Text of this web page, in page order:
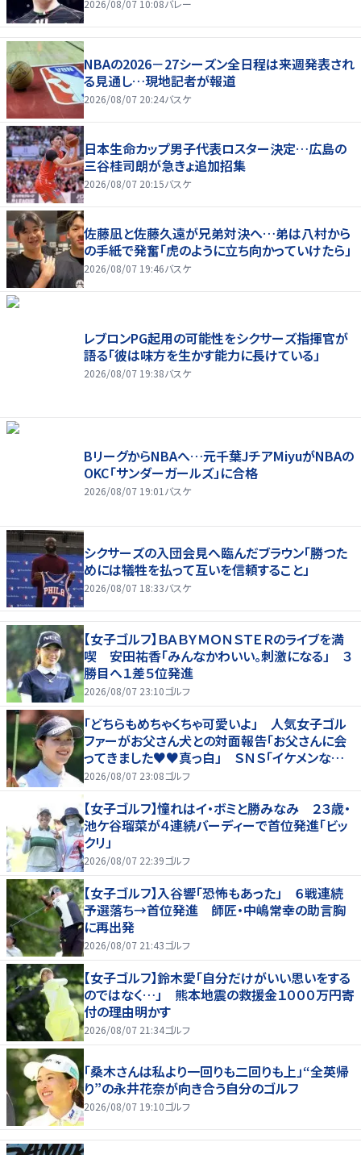
2026/08/07 10:08バレー
NBAの2026－27シーズン全日程は来週発表され
る見通し…現地記者が報道
2026/08/07 20:24バスケ
日本生命カップ男子代表ロスター決定…広島の
三谷桂司朗が急きょ追加招集
2026/08/07 20:15バスケ
佐藤凪と佐藤久遠が兄弟対決へ…弟は八村から
の手紙で発奮「虎のように立ち向かっていけたら」
2026/08/07 19:46バスケ
レブロンPG起用の可能性をシクサーズ指揮官が
語る「彼は味方を生かす能力に長けている」
2026/08/07 19:38バスケ
BリーグからNBAへ…元千葉JチアMiyuがNBAの
OKC「サンダーガールズ」に合格
2026/08/07 19:01 バスケ
シクサーズの入団会見へ臨んだブラウン「勝つた
めには犠牲を払って互いを信頼すること」
2026/08/07 18:33バスケ
【女子ゴルフ】ＢＡＢＹＭＯＮＳＴＥＲのライブを満
喫 安田祐香「みんなかわいい。刺激になる」 ３
勝目へ１差５位発進
2026/08/07 23:10ゴルフ
「どちらもめちゃくちゃ可愛いよ」 人気女子ゴル
ファーがお父さん犬との対面報告「お父さんに会
ってきました♥♥真っ白」 ＳＮＳ「イケメンなお
父さん」「白戸家入りするんですか？」
2026/08/07 23:08ゴルフ
【女子ゴルフ】憧れはイ・ボミと勝みなみ ２３歳・
池ケ谷瑠菜が４連続バーディーで首位発進「ビッ
クリ」
2026/08/07 22:39ゴルフ
【女子ゴルフ】入谷響「恐怖もあった」 ６戦連続
予選落ち→首位発進 師匠・中嶋常幸の助言胸
に再出発
2026/08/07 21:43ゴルフ
【女子ゴルフ】鈴木愛「自分だけがいい思いをする
のではなく…」 熊本地震の救援金１０００万円寄
付の理由明かす
2026/08/07 21:34ゴルフ
「桑木さんは私より一回りも二回りも上」“全英帰
り”の永井花奈が向き合う自分のゴルフ
2026/08/07 19:10ゴルフ